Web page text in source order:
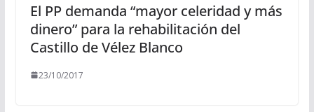
El PP demanda “mayor celeridad y más
dinero” para la rehabilitación del
Castillo de Vélez Blanco
23/10/2017